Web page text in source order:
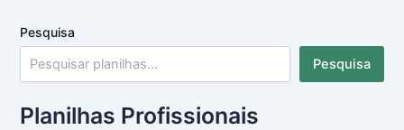
Pesquisa
Pesquisa
Planilhas Profissionais